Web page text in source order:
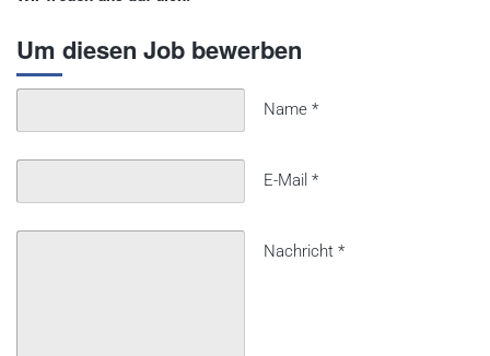
Um diesen Job bewerben
Name *
E-Mail *
Nachricht *